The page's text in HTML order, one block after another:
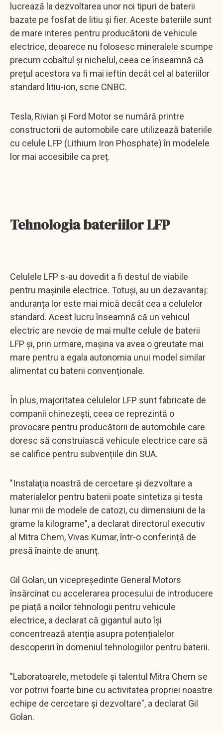
lucrează la dezvoltarea unor noi tipuri de baterii
bazate pe fosfat de litiu și fier. Aceste bateriile sunt
de mare interes pentru producătorii de vehicule
electrice, deoarece nu folosesc mineralele scumpe
precum cobaltul și nichelul, ceea ce înseamnă că
prețul acestora va fi mai ieftin decât cel al bateriilor
standard litiu-ion, scrie CNBC.
Tesla, Rivian și Ford Motor se numără printre
constructorii de automobile care utilizează bateriile
cu celule LFP (Lithium Iron Phosphate) în modelele
lor mai accesibile ca preț.
Tehnologia bateriilor LFP
Celulele LFP s-au dovedit a fi destul de viabile
pentru mașinile electrice. Totuși, au un dezavantaj:
anduranța lor este mai mică decât cea a celulelor
standard. Acest lucru înseamnă că un vehicul
electric are nevoie de mai multe celule de baterii
LFP și, prin urmare, mașina va avea o greutate mai
mare pentru a egala autonomia unui model similar
alimentat cu baterii convenționale.
În plus, majoritatea celulelor LFP sunt fabricate de
companii chinezești, ceea ce reprezintă o
provocare pentru producătorii de automobile care
doresc să construiască vehicule electrice care să
se califice pentru subvențiile din SUA.
"Instalația noastră de cercetare și dezvoltare a
materialelor pentru baterii poate sintetiza și testa
lunar mii de modele de catozi, cu dimensiuni de la
grame la kilograme", a declarat directorul executiv
al Mitra Chem, Vivas Kumar, într-o conferință de
presă înainte de anunț.
Gil Golan, un vicepreședinte General Motors
însărcinat cu accelerarea procesului de introducere
pe piață a noilor tehnologii pentru vehicule
electrice, a declarat că gigantul auto își
concentrează atenția asupra potențialelor
descoperiri în domeniul tehnologiilor pentru baterii.
"Laboratoarele, metodele și talentul Mitra Chem se
vor potrivi foarte bine cu activitatea propriei noastre
echipe de cercetare și dezvoltare", a declarat Gil
Golan.